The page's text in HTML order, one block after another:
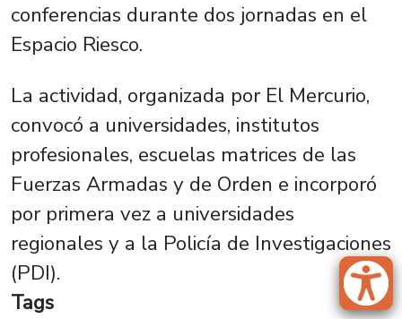
conferencias durante dos jornadas en el
Espacio Riesco.
La actividad, organizada por El Mercurio,
convocó a universidades, institutos
profesionales, escuelas matrices de las
Fuerzas Armadas y de Orden e incorporó
por primera vez a universidades
regionales y a la Policía de Investigaciones
(PDI).
Tags